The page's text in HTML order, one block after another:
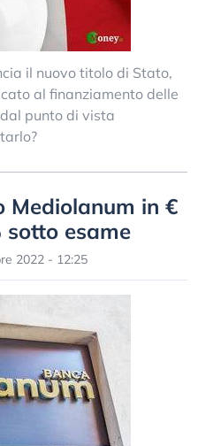
il nuovo titolo di Stato,
al finanziamento delle
punto di vista
Mediolanum in €
sotto esame
2022 - 12:25